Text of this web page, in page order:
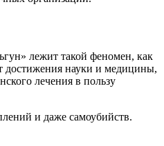
лежит такой феномен, как
достижения науки и медицины,
лечения в пользу
и даже самоубийств.